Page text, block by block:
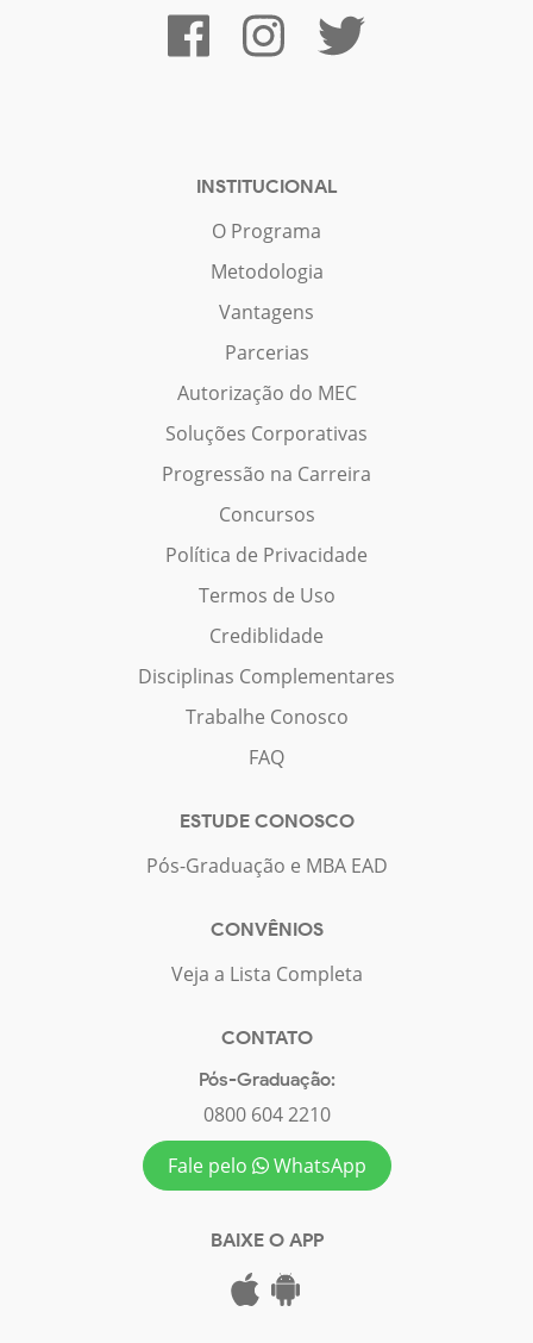
INSTITUCIONAL
O Programa
Metodologia
Vantagens
Parcerias
Autorização do MEC
Soluções Corporativas
Progressão na Carreira
Concursos
Política de Privacidade
Termos de Uso
Crediblidade
Disciplinas Complementares
Trabalhe Conosco
FAQ
ESTUDE CONOSCO
Pós-Graduação e MBA EAD
CONVÊNIOS
Veja a Lista Completa
CONTATO
Pós-Graduação:
0800 604 2210
Fale pelo
WhatsApp
BAIXE O APP